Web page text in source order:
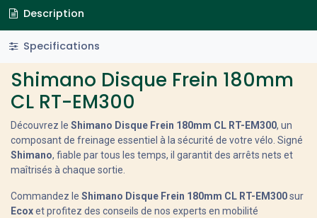
Description
Specifications
Shimano Disque Frein 180mm
CL RT-EM300
Découvrez le Shimano Disque Frein 180mm CL RT-EM300, un
composant de freinage essentiel à la sécurité de votre vélo. Signé
Shimano, fiable par tous les temps, il garantit des arrêts nets et
maîtrisés à chaque sortie.
Commandez le Shimano Disque Frein 180mm CL RT-EM300sur
Ecoxet profitez des conseils de nos experts en mobilité